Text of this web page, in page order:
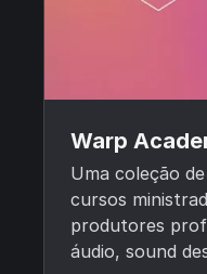
Warp
Uma coleção
cursos
produtores
áudio, sound